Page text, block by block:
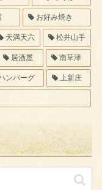
お好み焼き
天満天六 松井山手
居酒屋 南草津
ンバーグ 上新庄